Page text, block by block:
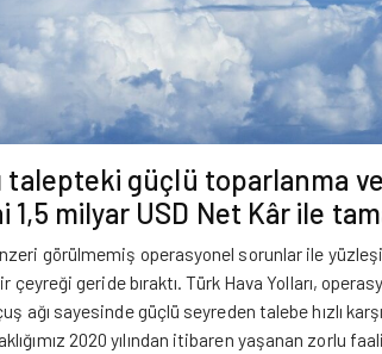
talepteki güçlü toparlanma
milyar USD Net Kâr ile
görülmemiş operasyonel sorunlar ile
çeyreği geride bıraktı.Türk Hava Yolları,
ağı sayesinde güçlü seyreden talebe hızlı
2020 yılından itibaren yaşanan zorlu